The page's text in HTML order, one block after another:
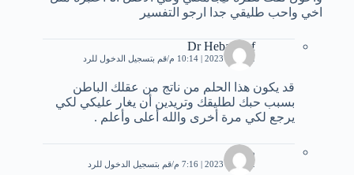
اخي واحب طليقي جدا ارجو التفسير
Dr Heba Atef
12 مايو، 2023 | 10:14 م قم بتسجيل الدخول للرد
قد يكون هذا الحلم من ناتج من عقلك الباطن
بسبب حبك لطليقك وتريدين أن يغار عليكي لكي
يرجع لكي مرة أخرى والله أعلى وأعلم .
ريان
22 مايو، 2023 | 7:16 م قم بتسجيل الدخول للرد